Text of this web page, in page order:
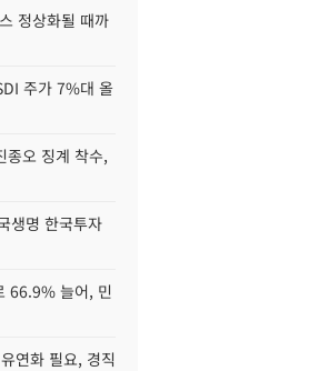
정상화될 때까
주가 7%대 올
종오 징계 착수,
생명 한국투자
66.9% 늘어, 민
연화 필요, 경직